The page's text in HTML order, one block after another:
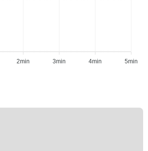
2min 3min 4min 5min